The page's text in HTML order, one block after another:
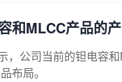
和MLCC产品的
，公司当前的钽电容
布局。